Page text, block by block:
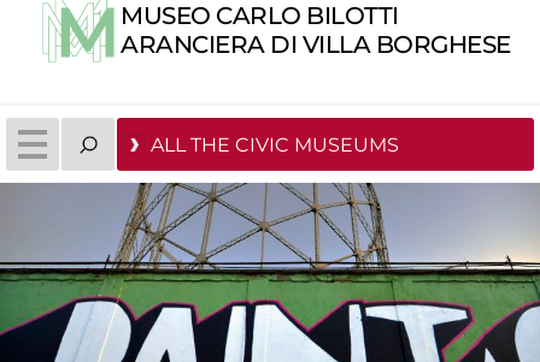
MUSEO CARLO BILOTTI
ARANCIERA DI VILLA BORGHESE
ALL THE CIVIC MUSEUMS